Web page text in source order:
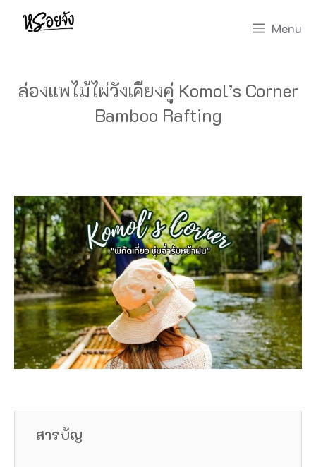
Skip
Menu
ล่องแพไม้ไผ่วังเคียงคู่ Komol’s Corner
Bamboo Rafting
สารบัญ